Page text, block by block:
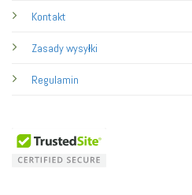
Kontakt
Zasady wysyłki
Regulamin